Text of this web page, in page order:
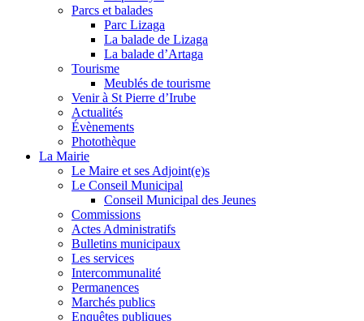
Parcs et balades
Parc Lizaga
La balade de Lizaga
La balade d’Artaga
Tourisme
Meublés de tourisme
Venir à St Pierre d’Irube
Actualités
Évènements
Photothèque
La Mairie
Le Maire et ses Adjoint(e)s
Le Conseil Municipal
Conseil Municipal des Jeunes
Commissions
Actes Administratifs
Bulletins municipaux
Les services
Intercommunalité
Permanences
Marchés publics
Enquêtes publiques